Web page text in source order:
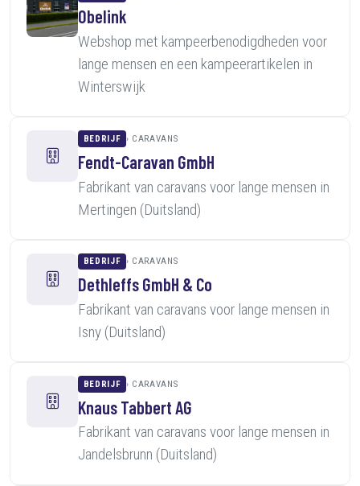
Obelink
Webshop met kampeerbenodigdheden voor
lange mensen en een kampeerartikelen in
Winterswijk
BEDRIJF CARAVANS
Fendt-Caravan GmbH
Fabrikant van caravans voor lange mensen in
Mertingen (Duitsland)
BEDRIJF CARAVANS
Dethleffs GmbH & Co
Fabrikant van caravans voor lange mensen in
Isny (Duitsland)
BEDRIJF CARAVANS
Knaus Tabbert AG
Fabrikant van caravans voor lange mensen in
Jandelsbrunn (Duitsland)